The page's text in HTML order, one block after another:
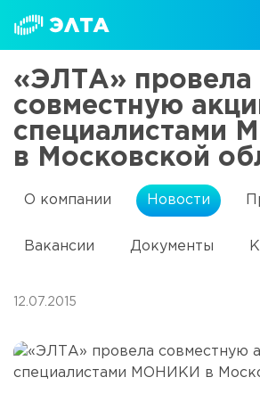
«ЭЛТА» провела
совместную
специалистами
в Московской
О компании Новости
Вакансии Документы
12.07.2015